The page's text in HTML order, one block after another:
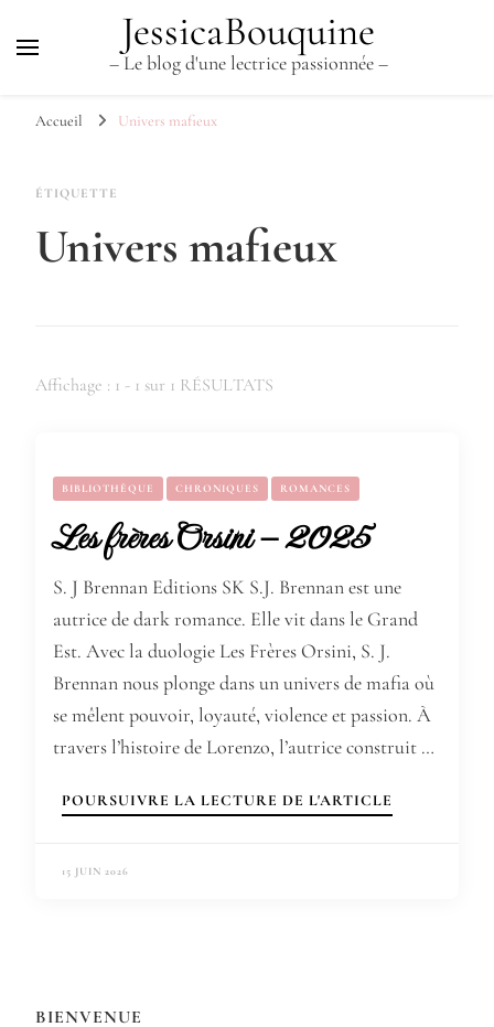
JessicaBouquine
– Le blog d'une lectrice passionnée –
Accueil Univers mafieux
ÉTIQUETTE
Univers mafieux
Affichage : 1 - 1 sur 1 RÉSULTATS
BIBLIOTHÈQUE CHRONIQUES ROMANCES
Les frères Orsini – 2025
S. J Brennan Editions SK S.J. Brennan est une
autrice de dark romance. Elle vit dans le Grand
Est. Avec la duologie Les Frères Orsini, S. J.
Brennan nous plonge dans un univers de mafia où
se mêlent pouvoir, loyauté, violence et passion. À
travers l’histoire de Lorenzo, l’autrice construit …
POURSUIVRE LA LECTURE DE L'ARTICLE
15 JUIN 2026
BIENVENUE